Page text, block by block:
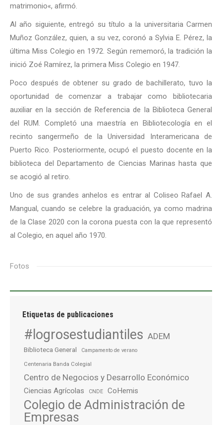
matrimonio«, afirmó.
Al año siguiente, entregó su título a la universitaria Carmen
Muñoz González, quien, a su vez, coronó a Sylvia E. Pérez, la
última Miss Colegio en 1972. Según rememoró, la tradición la
inició Zoé Ramírez, la primera Miss Colegio en 1947.
Poco después de obtener su grado de bachillerato, tuvo la
oportunidad de comenzar a trabajar como bibliotecaria
auxiliar en la sección de Referencia de la Biblioteca General
del RUM. Completó una maestría en Bibliotecología en el
recinto sangermeño de la Universidad Interamericana de
Puerto Rico. Posteriormente, ocupó el puesto docente en la
biblioteca del Departamento de Ciencias Marinas hasta que
se acogió al retiro.
Uno de sus grandes anhelos es entrar al Coliseo Rafael A.
Mangual, cuando se celebre la graduación, ya como madrina
de la Clase 2020 con la corona puesta con la que representó
al Colegio, en aquel año 1970.
Fotos
Etiquetas de publicaciones
#logrosestudiantiles ADEM
Biblioteca General Campamento de verano
Centenaria Banda Colegial
Centro de Negocios y Desarrollo Económico
Ciencias Agrícolas CNDE CoHemis
Colegio de Administración de
Empresas